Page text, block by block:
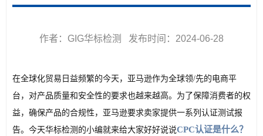
作者：GIG华标检测 发布时间：2024-06-28
在全球化贸易日益频繁的今天，亚马逊作为全球领/先的电商平
台，对产品质量和安全性的要求也越来越高。为了保障消费者的权
益，确保产品的合规性，亚马逊要求卖家提供一系列认证测试报
告。今天华标检测的小编就来给大家好好说说CPC认证是什么？